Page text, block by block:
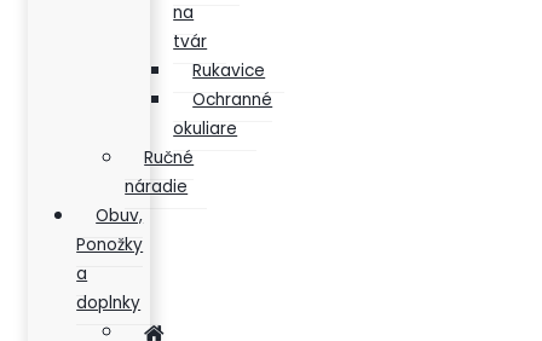
na
tvár
Rukavice
Ochranné
okuliare
Ručné
náradie
Obuv,
Ponožky
a
doplnky